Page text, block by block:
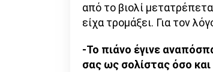
από το βιολί
είχα τρομάξει. Για τον
-Το πιάνο έγινε
σας ως σολίστας όσο